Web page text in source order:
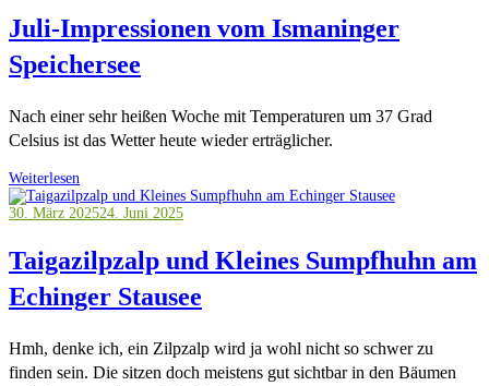
Juli-Impressionen vom Ismaninger
Speichersee
Nach einer sehr heißen Woche mit Temperaturen um 37 Grad
Celsius ist das Wetter heute wieder erträglicher.
Weiterlesen
30. März 202524. Juni 2025
Taigazilpzalp und Kleines Sumpfhuhn am
Echinger Stausee
Hmh, denke ich, ein Zilpzalp wird ja wohl nicht so schwer zu
finden sein. Die sitzen doch meistens gut sichtbar in den Bäumen